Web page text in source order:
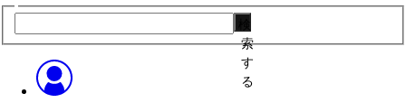
索
す
る